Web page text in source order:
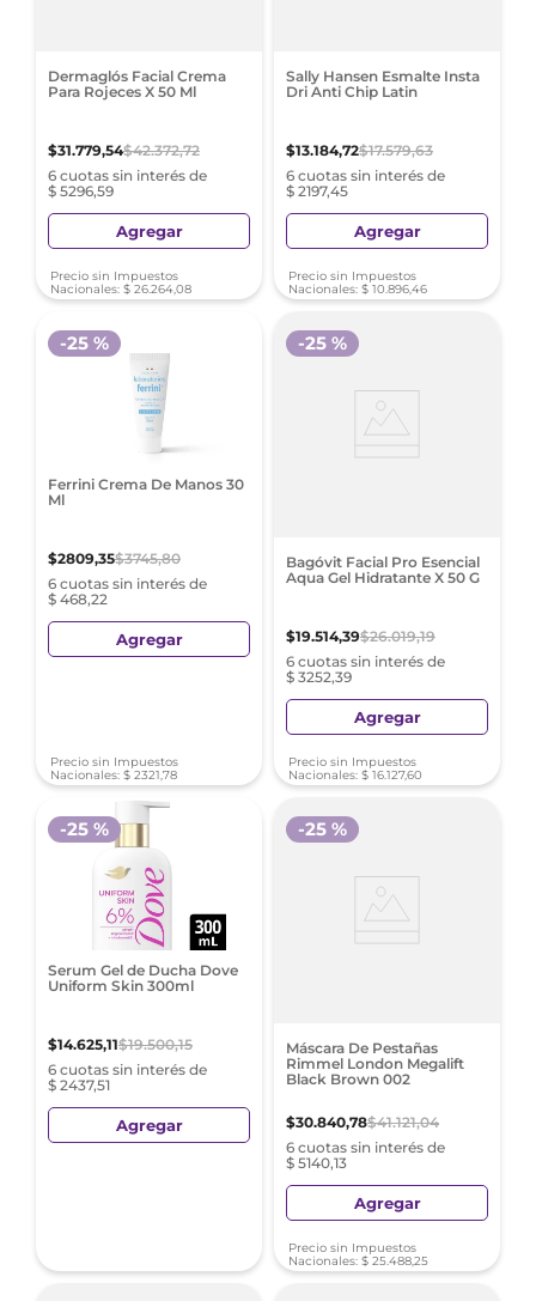
Dermaglós Facial Crema
Para Rojeces X 50 Ml
$31.779,54$42.372,72
6 cuotas sin interés de
$ 5296,59
Agregar
Precio sin Impuestos
Nacionales: $ 26.264,08
Sally Hansen Esmalte Insta
Dri Anti Chip Latin
$13.184,72$17.579,63
6 cuotas sin interés de
$ 2197,45
Agregar
Precio sin Impuestos
Nacionales: $ 10.896,46
Ferrini Crema De Manos 30
Ml
$2809,35$3745,80
6 cuotas sin interés de
$ 468,22
-25 %
Agregar
Precio sin Impuestos
Nacionales: $ 2321,78
Bagóvit Facial Pro Esencial
Aqua Gel Hidratante X 50 G
$19.514,39$26.019,19
6 cuotas sin interés de
$ 3252,39
-25 %
Agregar
Precio sin Impuestos
Nacionales: $ 16.127,60
Serum Gel de Ducha Dove
Uniform Skin 300ml
$14.625,11$19.500,15
6 cuotas sin interés de
$ 2437,51
-25 %
Agregar
Máscara De Pestañas
Rimmel London Megalift
Black Brown 002
$30.840,78$41.121,04
6 cuotas sin interés de
$ 5140,13
-25 %
Agregar
Precio sin Impuestos
Nacionales: $ 25.488,25